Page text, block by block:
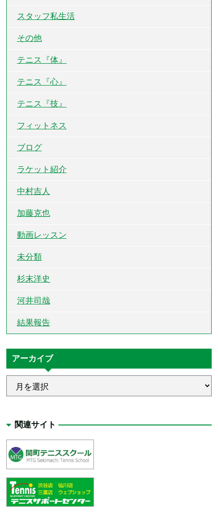
スタッフ私生活
その他
テニス『体』
テニス『心』
テニス『技』
フィットネス
ブログ
ラケット紹介
中村吉人
加藤克也
動画レッスン
未分類
杉末洋史
河井司哉
結果報告
アーカイブ
関連サイト